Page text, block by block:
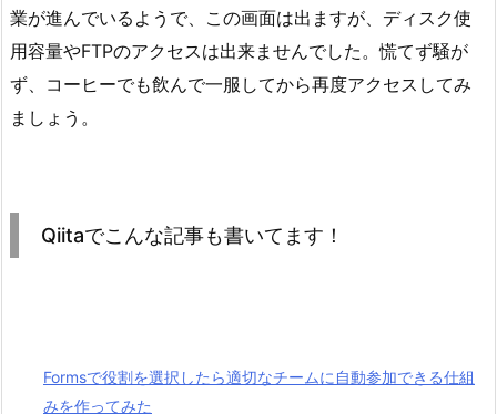
業が進んでいるようで、この画面は出ますが、ディスク使
用容量やFTPのアクセスは出来ませんでした。慌てず騒が
ず、コーヒーでも飲んで一服してから再度アクセスしてみ
ましょう。
Qiitaでこんな記事も書いてます！
Formsで役割を選択したら適切なチームに自動参加できる仕組
みを作ってみた